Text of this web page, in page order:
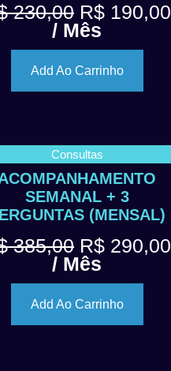
230,00 R$ 190,00
/ Mês
Add Ao Carrinho
Consultas
SEMANAL + 3
(MENSAL)
385,00 R$ 290,00
/ Mês
Add Ao Carrinho